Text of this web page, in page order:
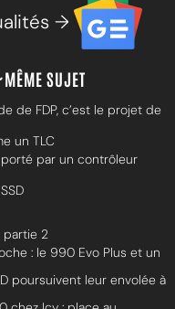
→
SUJET
de FDP, c’est le projet de
un TLC
porté par un contrôleur
partie 2
: le 990 Evo Plus et un
poursuivent leur envolée à